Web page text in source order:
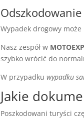
Wypadek drogowy
Nasz zespół w
szybko wrócić do
W przypadkuwypadku
Jakie
Poszkodowani turyści